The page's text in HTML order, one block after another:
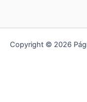
Copyright © 2026